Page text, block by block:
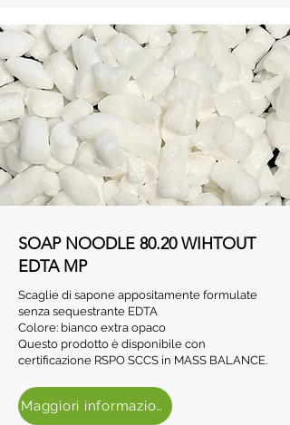
SOAP NOODLE 80.20 WIHTOUT
EDTA MP
Scaglie di sapone appositamente formulate
senza sequestrante EDTA
Colore: bianco extra opaco
Questo prodotto è disponibile con
certificazione RSPO SCCS in MASS BALANCE.
Maggiori informazioni